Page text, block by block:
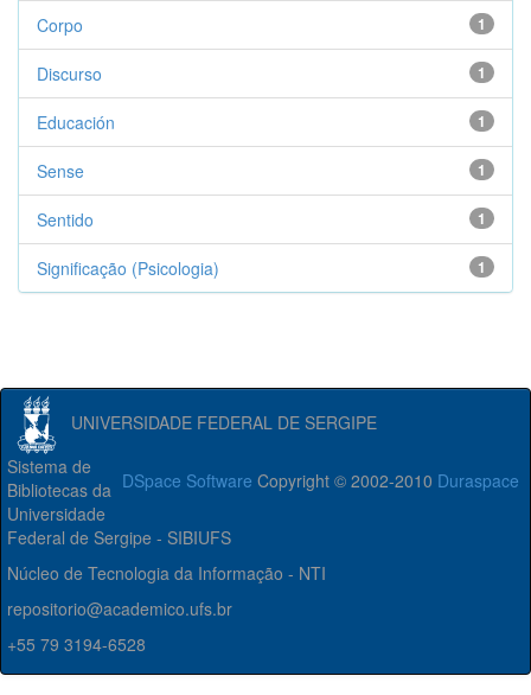
1
Corpo
1
Discurso
1
Educación
1
Sense
1
Sentido
1
Significação (Psicologia)
UNIVERSIDADE FEDERAL DE SERGIPE
DSpace Software Copyright © 2002-2010 Duraspace
Sistema de
Bibliotecas da
Universidade
Federal de Sergipe - SIBIUFS
Núcleo de Tecnologia da Informação - NTI
repositorio@academico.ufs.br
+55 79 3194-6528